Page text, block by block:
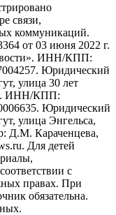
связи,
коммуникаций.
от 03 июня 2022 г.
ИНН/КПП:
Юридический
улица 30 лет
ИНН/КПП:
Юридический
улица Энгельса,
Д.М. Караченцева,
Для детей
с
правах. При
обязательна.